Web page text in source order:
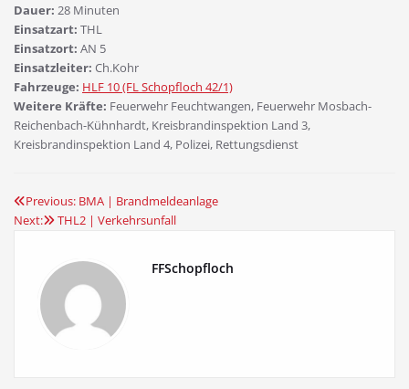
Dauer: 28 Minuten
Einsatzart: THL
Einsatzort: AN 5
Einsatzleiter: Ch.Kohr
Fahrzeuge: HLF 10 (FL Schopfloch 42/1)
Weitere Kräfte: Feuerwehr Feuchtwangen, Feuerwehr Mosbach-
Reichenbach-Kühnhardt, Kreisbrandinspektion Land 3,
Kreisbrandinspektion Land 4, Polizei, Rettungsdienst
Beitragsnavigation
Previous: BMA | Brandmeldeanlage
Next:
THL2 | Verkehrsunfall
FFSchopfloch